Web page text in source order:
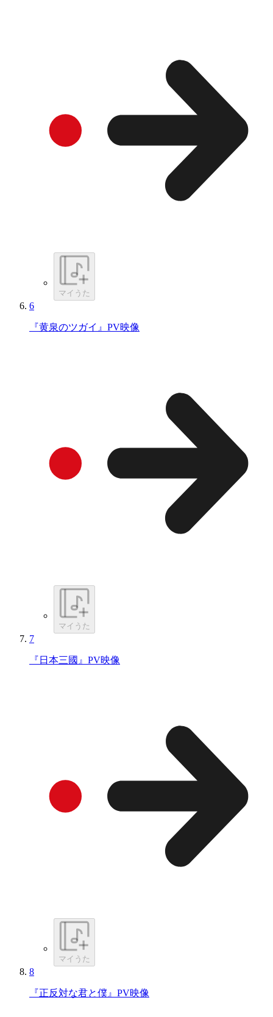
マイうた
6
『黄泉のツガイ』PV映像
マイうた
7
『日本三國』PV映像
マイうた
8
『正反対な君と僕』PV映像